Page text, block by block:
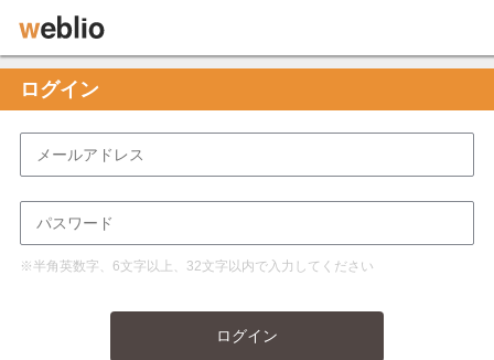
ログイン
※半角英数字、6文字以上、32文字以内で入力してください
ログイン